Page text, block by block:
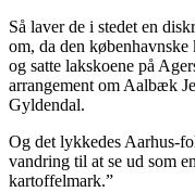
Så laver de i stedet en
om, da den
og satte lakskoene på
arrangement om Aalbæk
Gyldendal.
Og det lykkedes Aarhus-
vandring til at se ud som
kartoffelmark.”